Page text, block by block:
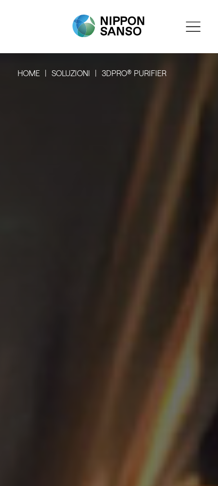
HOME SOLUZIONI 3DPRO® PURIFIER